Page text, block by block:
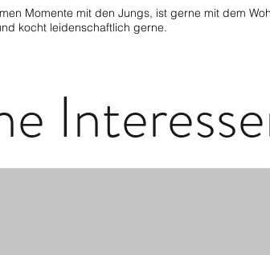
Momente mit den Jungs, ist gerne mit dem
kocht leidenschaftlich gerne.